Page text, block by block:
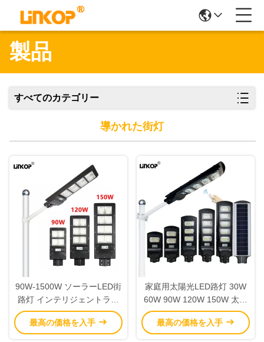
製品
すべてのカテゴリー
導かれた街灯
90W-1500W ソーラーLED街
路灯 インテリジェントライ
トコントロール 高出力LED
街路灯 IP67
最高の価格を入手
家庭用太陽光LED路灯 30W
60W 90W 120W 150W 太陽
光路灯
最高の価格を入手